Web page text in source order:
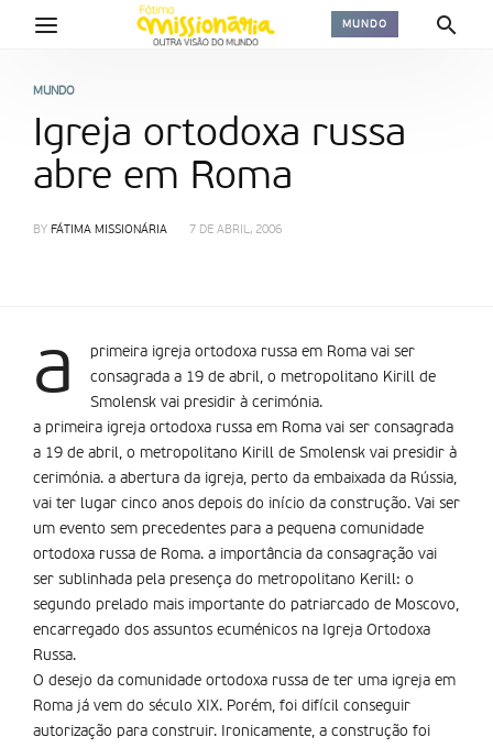
MUNDO
MUNDO
Igreja ortodoxa russa
abre em Roma
BY FÁTIMA MISSIONÁRIA 7 DE ABRIL, 2006
a
primeira igreja ortodoxa russa em Roma vai ser
consagrada a 19 de abril, o metropolitano Kirill de
Smolensk vai presidir à cerimónia.
a primeira igreja ortodoxa russa em Roma vai ser consagrada
a 19 de abril, o metropolitano Kirill de Smolensk vai presidir à
cerimónia. a abertura da igreja, perto da embaixada da Rússia,
vai ter lugar cinco anos depois do início da construção. Vai ser
um evento sem precedentes para a pequena comunidade
ortodoxa russa de Roma. a importância da consagração vai
ser sublinhada pela presença do metropolitano Kerill: o
segundo prelado mais importante do patriarcado de Moscovo,
encarregado dos assuntos ecuménicos na Igreja Ortodoxa
Russa.
O desejo da comunidade ortodoxa russa de ter uma igreja em
Roma já vem do século XIX. Porém, foi difícil conseguir
autorização para construir. Ironicamente, a construção foi